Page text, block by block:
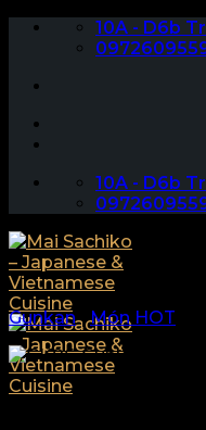
Skip
10A - D6b
10A - D6b
Gunkan | Món HOT